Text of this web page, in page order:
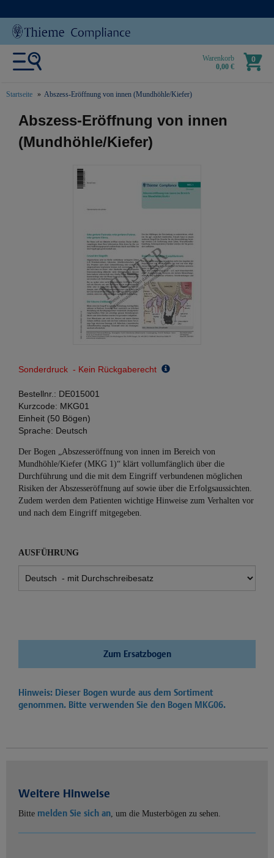
Warenkorb
0,00 €
0
Startseite Abszess-Eröffnung von innen (Mundhöhle/Kiefer)
text.skipToContent
text.skipToNavigation
Abszess-Eröffnung von innen
(Mundhöhle/Kiefer)
Sonderdruck - Kein Rückgaberecht
Bestellnr.: DE015001
Kurzcode: MKG01
Einheit (50 Bögen)
Sprache: Deutsch
Der Bogen „Abszesseröffnung von innen im Bereich von
Mundhöhle/Kiefer (MKG 1)“ klärt vollumfänglich über die
Durchführung und die mit dem Eingriff verbundenen möglichen
Risiken der Abszesseröffnung auf sowie über die Erfolgsaussichten.
Zudem werden dem Patienten wichtige Hinweise zum Verhalten vor
und nach dem Eingriff mitgegeben.
AUSFÜHRUNG
Zum Ersatzbogen
Hinweis: Dieser Bogen wurde aus dem Sortiment
genommen. Bitte verwenden Sie den Bogen MKG06.
Weitere Hinweise
Bitte melden Sie sich an, um die Musterbögen zu sehen.